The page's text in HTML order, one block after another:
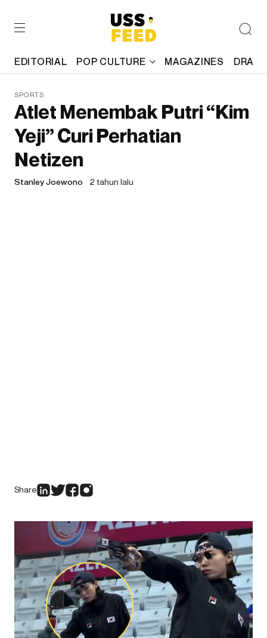
EDITORIAL POP CULTURE MAGAZINES
SPORTS
Atlet Menembak Putri “Kim
Yeji” Curi Perhatian
Netizen
Stanley Joewono 2 tahun lalu
Share